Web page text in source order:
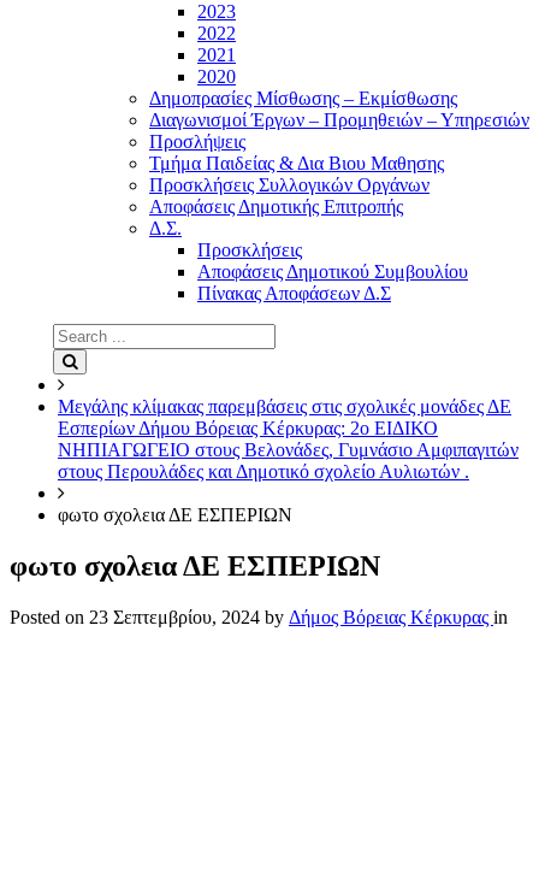
2023
2022
2021
2020
Δημοπρασίες Μίσθωσης – Εκμίσθωσης
Διαγωνισμοί Έργων – Προμηθειών – Υπηρεσιών
Προσλήψεις
Τμήμα Παιδείας & Δια Βιου Μαθησης
Προσκλήσεις Συλλογικών Οργάνων
Αποφάσεις Δημοτικής Επιτροπής
Δ.Σ.
Προσκλήσεις
Αποφάσεις Δημοτικού Συμβουλίου
Πίνακας Αποφάσεων Δ.Σ
Search
for:
Μεγάλης κλίμακας παρεμβάσεις στις σχολικές μονάδες ΔΕ
Εσπερίων Δήμου Βόρειας Κέρκυρας: 2ο ΕΙΔΙΚΟ
ΝΗΠΙΑΓΩΓΕΙΟ στους Βελονάδες, Γυμνάσιο Αμφιπαγιτών
στους Περουλάδες και Δημοτικό σχολείο Αυλιωτών .
φωτο σχολεια ΔΕ ΕΣΠΕΡΙΩΝ
φωτο σχολεια ΔΕ ΕΣΠΕΡΙΩΝ
Posted on 23 Σεπτεμβρίου, 2024 by Δήμος Βόρειας Κέρκυρας in